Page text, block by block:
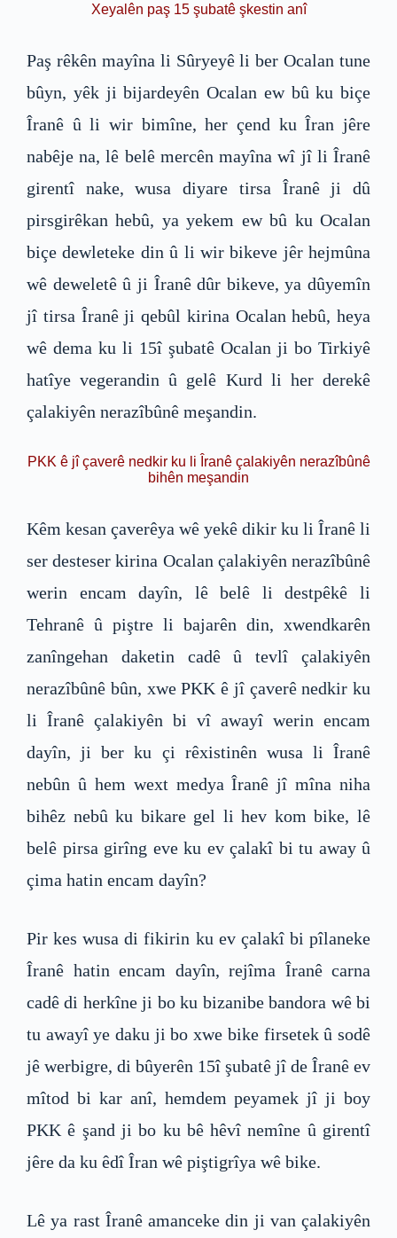
Xeyalên paş 15 şubatê şkestin anî
Paş rêkên mayîna li Sûryeyê li ber Ocalan tune
bûyn, yêk ji bijardeyên Ocalan ew bû ku biçe
Îranê û li wir bimîne, her çend ku Îran jêre
nabêje na, lê belê mercên mayîna wî jî li Îranê
girentî nake, wusa diyare tirsa Îranê ji dû
pirsgirêkan hebû, ya yekem ew bû ku Ocalan
biçe dewleteke din û li wir bikeve jêr hejmûna
wê deweletê û ji Îranê dûr bikeve, ya dûyemîn
jî tirsa Îranê ji qebûl kirina Ocalan hebû, heya
wê dema ku li 15î şubatê Ocalan ji bo Tirkiyê
hatîye vegerandin û gelê Kurd li her derekê
çalakiyên nerazîbûnê meşandin.
PKK ê jî çaverê nedkir ku li Îranê çalakiyên nerazîbûnê
bihên meşandin
Kêm kesan çaverêya wê yekê dikir ku li Îranê li
ser desteser kirina Ocalan çalakiyên nerazîbûnê
werin encam dayîn, lê belê li destpêkê li
Tehranê û piştre li bajarên din, xwendkarên
zanîngehan daketin cadê û tevlî çalakiyên
nerazîbûnê bûn, xwe PKK ê jî çaverê nedkir ku
li Îranê çalakiyên bi vî awayî werin encam
dayîn, ji ber ku çi rêxistinên wusa li Îranê
nebûn û hem wext medya Îranê jî mîna niha
bihêz nebû ku bikare gel li hev kom bike, lê
belê pirsa girîng eve ku ev çalakî bi tu away û
çima hatin encam dayîn?
Pir kes wusa di fikirin ku ev çalakî bi pîlaneke
Îranê hatin encam dayîn, rejîma Îranê carna
cadê di herkîne ji bo ku bizanibe bandora wê bi
tu awayî ye daku ji bo xwe bike firsetek û sodê
jê werbigre, di bûyerên 15î şubatê jî de Îranê ev
mîtod bi kar anî, hemdem peyamek jî ji boy
PKK ê şand ji bo ku bê hêvî nemîne û girentî
jêre da ku êdî Îran wê piştigrîya wê bike.
Lê ya rast Îranê amanceke din ji van çalakiyên